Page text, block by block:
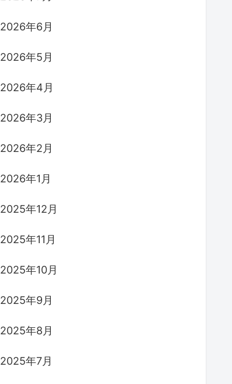
2026年6月
2026年5月
2026年4月
2026年3月
2026年2月
2026年1月
2025年12月
2025年11月
2025年10月
2025年9月
2025年8月
2025年7月